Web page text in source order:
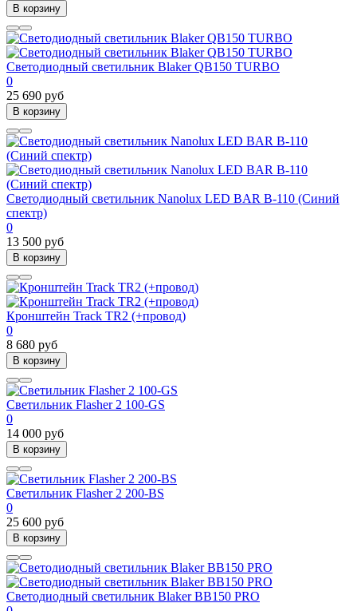
В корзину
Светодиодный светильник Blaker QB150 TURBO
0
25 690 руб
В корзину
Светодиодный светильник Nanolux LED BAR B-110 (Синий
спектр)
0
13 500 руб
В корзину
Кронштейн Track TR2 (+провод)
0
8 680 руб
В корзину
Светильник Flasher 2 100-GS
0
14 000 руб
В корзину
Светильник Flasher 2 200-BS
0
25 600 руб
В корзину
Светодиодный светильник Blaker BB150 PRO